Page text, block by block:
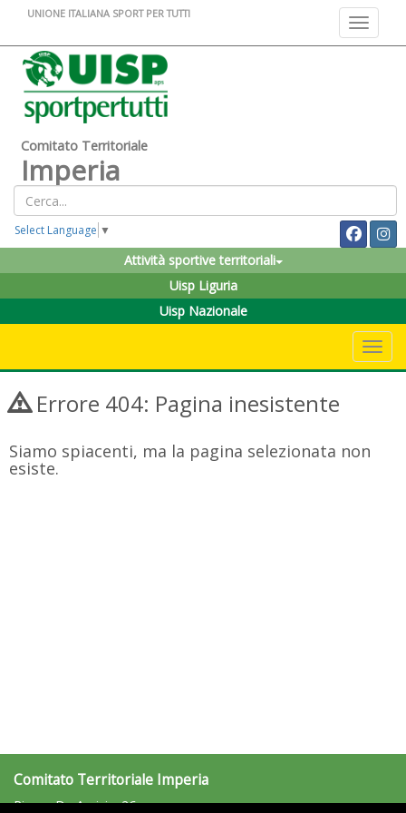
Toggle
UNIONE ITALIANA SPORT PER TUTTI
Comitato Territoriale
Imperia
Select Language ▼
Attività sportive territoriali
Uisp Liguria
Uisp Nazionale
Errore 404: Pagina inesistente
Siamo spiacenti, ma la pagina selezionata non
esiste.
Comitato Territoriale Imperia
Piazza De Amicis, 26